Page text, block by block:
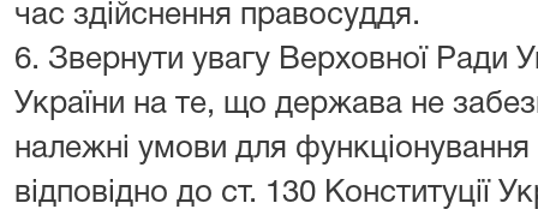
час здійснення правосуддя.
6. Звернути увагу Верховної Ради
України на те, що держава не
належні умови для функціонування
відповідно до ст. 130 Конституції